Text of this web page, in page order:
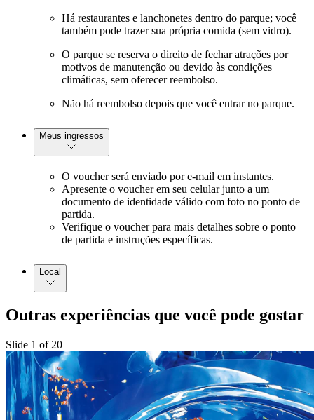
Há restaurantes e lanchonetes dentro do parque; você
também pode trazer sua própria comida (sem vidro).
O parque se reserva o direito de fechar atrações por
motivos de manutenção ou devido às condições
climáticas, sem oferecer reembolso.
Não há reembolso depois que você entrar no parque.
Meus ingressos
O voucher será enviado por e-mail em instantes.
Apresente o voucher em seu celular junto a um
documento de identidade válido com foto no ponto de
partida.
Verifique o voucher para mais detalhes sobre o ponto
de partida e instruções específicas.
Local
Outras experiências que você pode gostar
Slide 1 of 20